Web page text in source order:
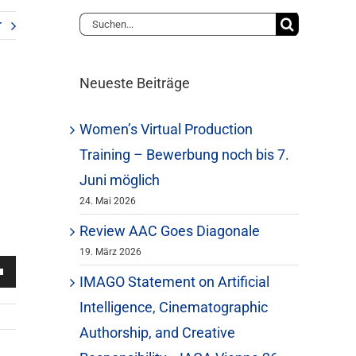
Suche
Neueste Beiträge
Women’s Virtual Production
Training – Bewerbung noch bis 7.
Juni möglich
24. Mai 2026
Review AAC Goes Diagonale
19. März 2026
IMAGO Statement on Artificial
Intelligence, Cinematographic
Authorship, and Creative